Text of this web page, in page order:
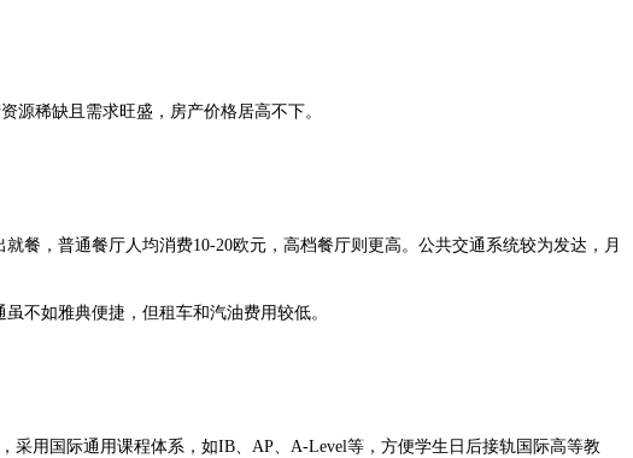
稀缺且需求旺盛，房产价格居高不下。
，普通餐厅人均消费10-20欧元，高档餐厅则更高。公共交通系统较为发达，月
不如雅典便捷，但租车和汽油费用较低。
用国际通用课程体系，如IB、AP、A-Level等，方便学生日后接轨国际高等教